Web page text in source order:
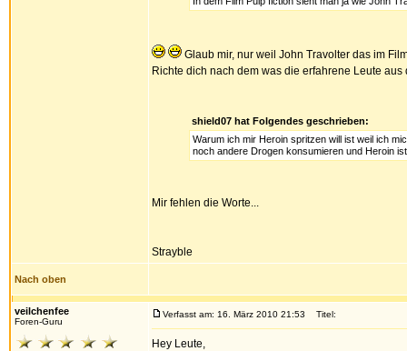
Glaub mir, nur weil John Travolter das im
Richte dich nach dem was die erfahrene Leute
shield07 hat Folgendes geschrieben:
Warum ich mir Heroin spritzen will ist weil ich
noch andere Drogen konsumieren und Heroin
Mir fehlen die Worte...
Strayble
Nach oben
veilchenfee
Foren-Guru
Verfasst am: 16. März 2010 21:53 Titel:
Hey Leute,